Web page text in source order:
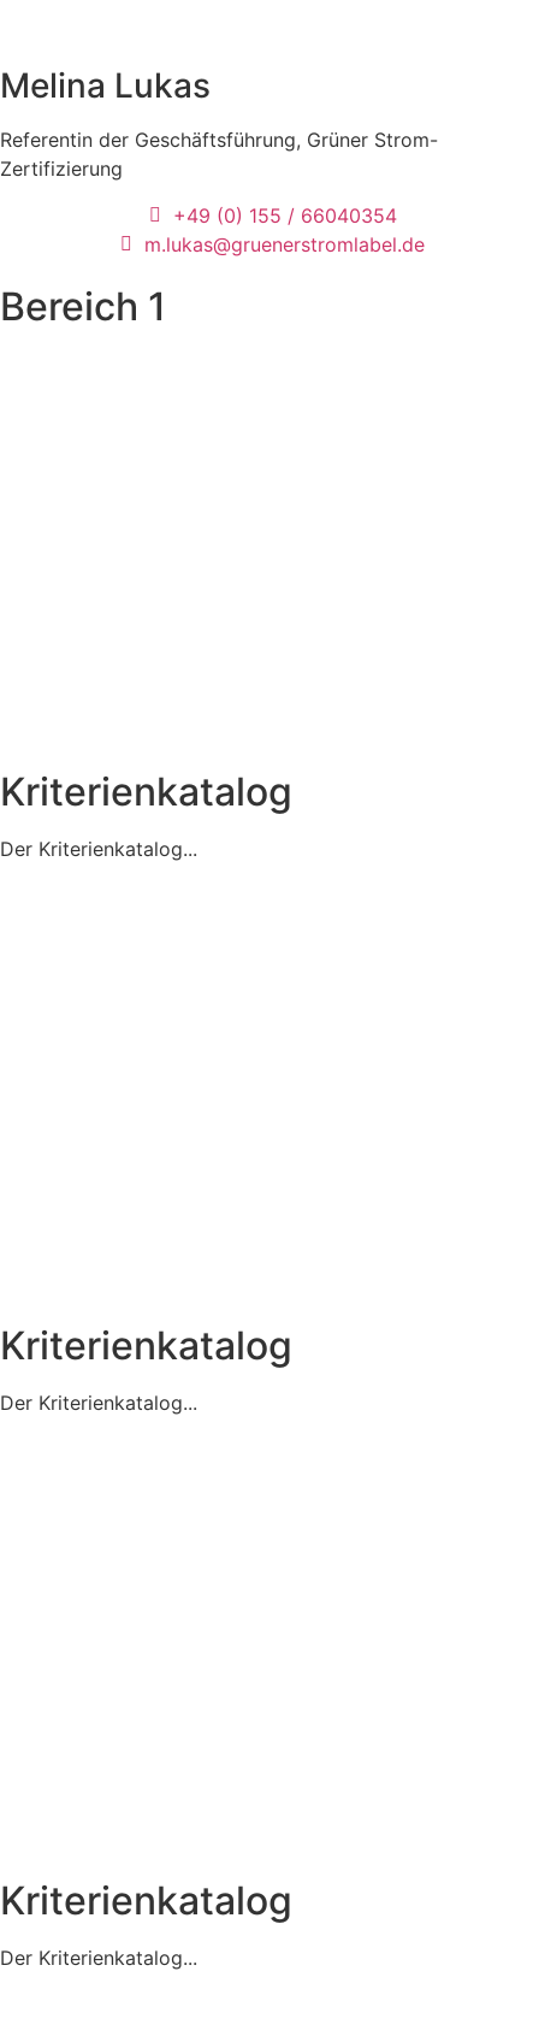
Melina Lukas
Referentin der Geschäftsführung, Grüner Strom-
Zertifizierung
+49 (0) 155 / 66040354
m.lukas@gruenerstromlabel.de
Bereich 1
Kriterienkatalog
Der Kriterienkatalog...
Kriterienkatalog
Der Kriterienkatalog...
Kriterienkatalog
Der Kriterienkatalog...